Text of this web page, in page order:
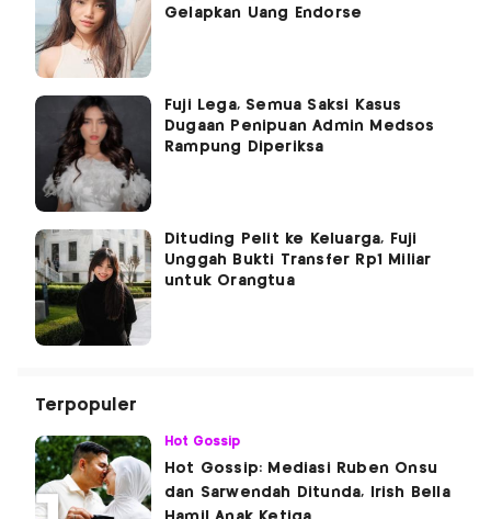
Gelapkan Uang Endorse
Fuji Lega, Semua Saksi Kasus
Dugaan Penipuan Admin Medsos
Rampung Diperiksa
Dituding Pelit ke Keluarga, Fuji
Unggah Bukti Transfer Rp1 Miliar
untuk Orangtua
Terpopuler
Hot Gossip
Hot Gossip: Mediasi Ruben Onsu
dan Sarwendah Ditunda, Irish Bella